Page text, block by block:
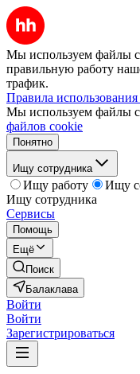
Мы используем файлы
правильную работу
трафик.
Правила
Мы используем файлы
файлов cookie
Понятно
Ищу сотрудника
Ищу работу
Ищу
Ищу сотрудника
Сервисы
Помощь
Ещё
Поиск
Балаклава
Войти
Войти
Зарегистрироваться